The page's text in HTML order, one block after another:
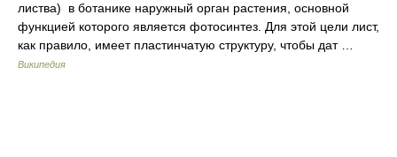
листва) в ботанике наружный орган растения, основной
функцией которого является фотосинтез. Для этой цели лист,
как правило, имеет пластинчатую структуру, чтобы дат …
Википедия